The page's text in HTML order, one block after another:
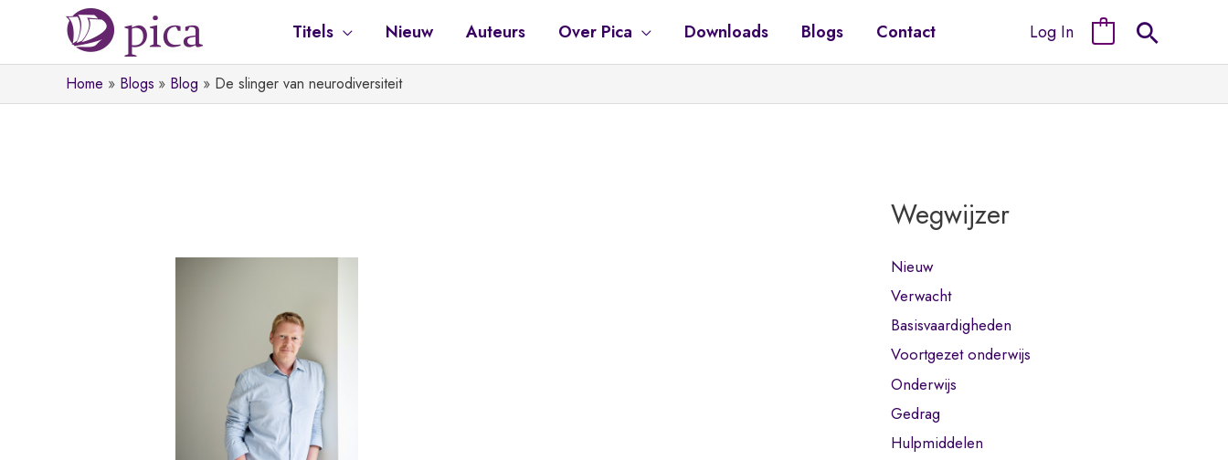
de
Titels Nieuw Auteurs Over Pica Downloads Blogs Contact Log In
Home Blogs Blog De slinger van neurodiversiteit
Wegwijzer
Nieuw
Verwacht
Basisvaardigheden
Voortgezet onderwijs
Onderwijs
Gedrag
Hulpmiddelen